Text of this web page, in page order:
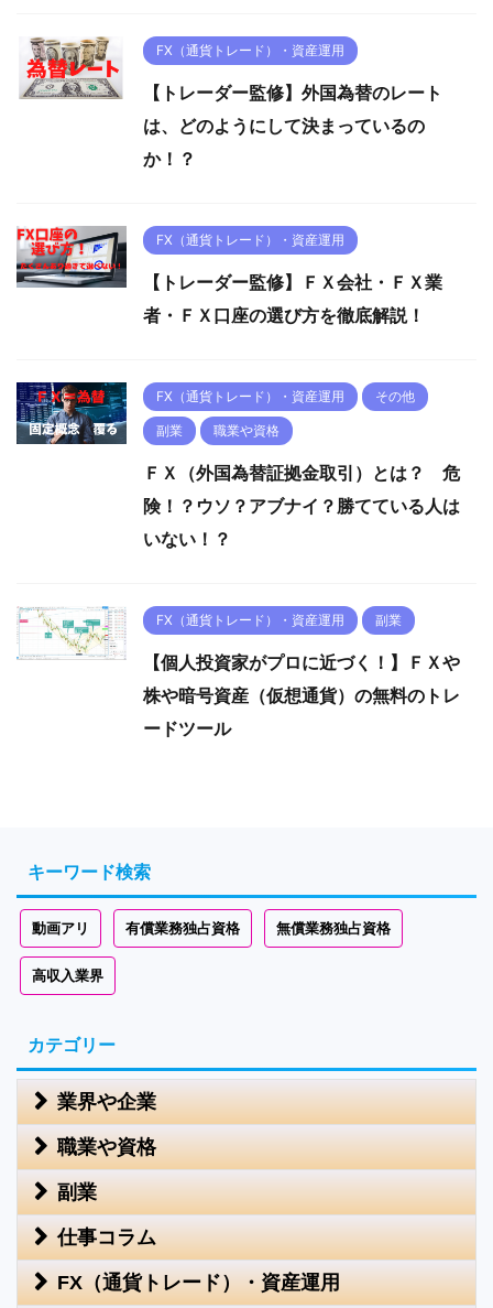
FX（通貨トレード）・資産運用
【トレーダー監修】外国為替のレート
は、どのようにして決まっているの
か！？
FX（通貨トレード）・資産運用
【トレーダー監修】ＦＸ会社・ＦＸ業
者・ＦＸ口座の選び方を徹底解説！
FX（通貨トレード）・資産運用 その他
副業 職業や資格
ＦＸ（外国為替証拠金取引）とは？ 危
険！？ウソ？アブナイ？勝てている人は
いない！？
FX（通貨トレード）・資産運用 副業
【個人投資家がプロに近づく！】ＦＸや
株や暗号資産（仮想通貨）の無料のトレ
ードツール
キーワード検索
動画アリ 有償業務独占資格 無償業務独占資格
高収入業界
カテゴリー
業界や企業
職業や資格
副業
仕事コラム
FX（通貨トレード）・資産運用